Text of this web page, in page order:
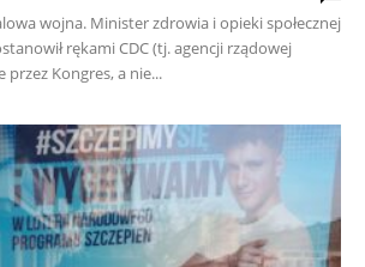
wojna. Minister zdrowia i opieki społecznej
rękami CDC (tj. agencji rządowej
przez Kongres, a nie...